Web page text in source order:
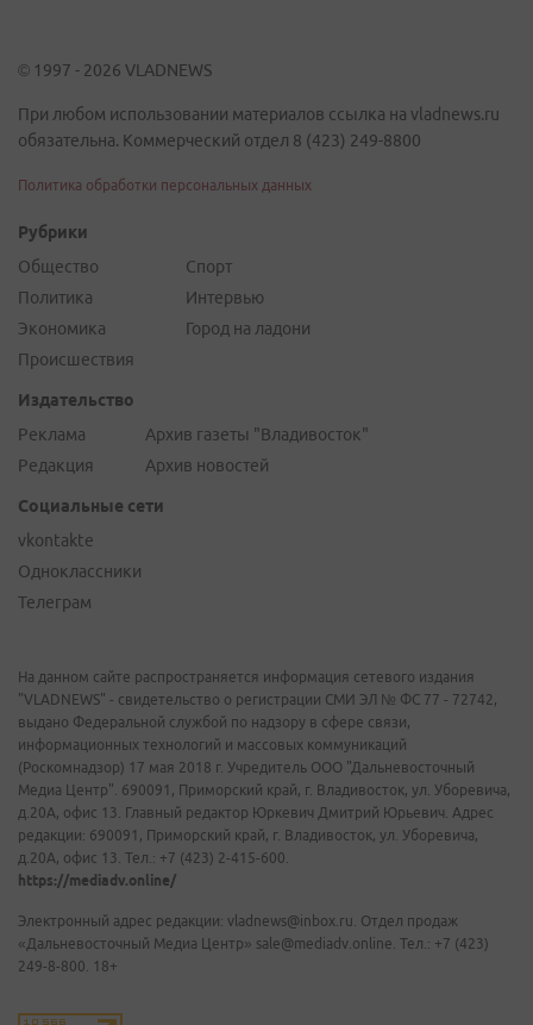
© 1997 - 2026 VLADNEWS
При любом использовании материалов ссылка на vladnews.ru
обязательна. Коммерческий отдел 8 (423) 249-8800
Политика обработки персональных данных
Рубрики
Общество
Политика
Экономика
Происшествия
Спорт
Интервью
Город на ладони
Издательство
Реклама
Редакция
Архив газеты "Владивосток"
Архив новостей
Социальные сети
vkontakte
Одноклассники
Телеграм
На данном сайте распространяется информация сетевого издания
"VLADNEWS" - свидетельство о регистрации СМИ ЭЛ № ФС 77 - 72742,
выдано Федеральной службой по надзору в сфере связи,
информационных технологий и массовых коммуникаций
(Роскомнадзор) 17 мая 2018 г. Учредитель ООО "Дальневосточный
Медиа Центр". 690091, Приморский край, г. Владивосток, ул. Уборевича,
д.20А, офис 13. Главный редактор Юркевич Дмитрий Юрьевич. Адрес
редакции: 690091, Приморский край, г. Владивосток, ул. Уборевича,
д.20А, офис 13. Тел.: +7 (423) 2-415-600.
https://mediadv.online/
Электронный адрес редакции: vladnews@inbox.ru. Отдел продаж
«Дальневосточный Медиа Центр» sale@mediadv.online. Тел.: +7 (423)
249-8-800. 18+